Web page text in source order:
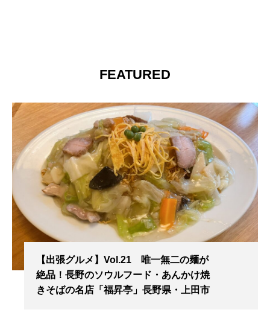
FEATURED
【出張グルメ】Vol.21 唯一無二の麺が
絶品！長野のソウルフード・あんかけ焼
きそばの名店「福昇亭」長野県・上田市